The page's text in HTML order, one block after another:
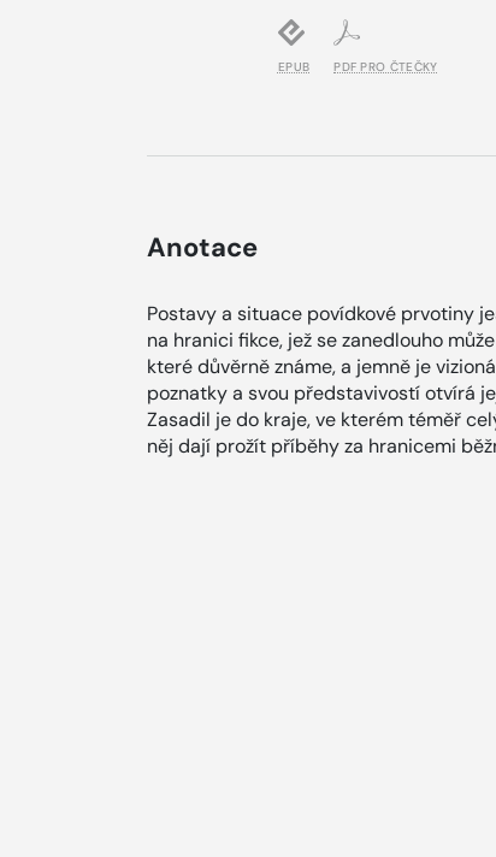
EPUB PDF PRO ČTEČKY
Anotace
Postavy a situace povídkové prvotiny
na hranici fikce, jež se zanedlouho
které důvěrně známe, a jemně je
poznatky a svou představivostí otvírá
Zasadil je do kraje, ve kterém téměř
něj dají prožít příběhy za hranicemi